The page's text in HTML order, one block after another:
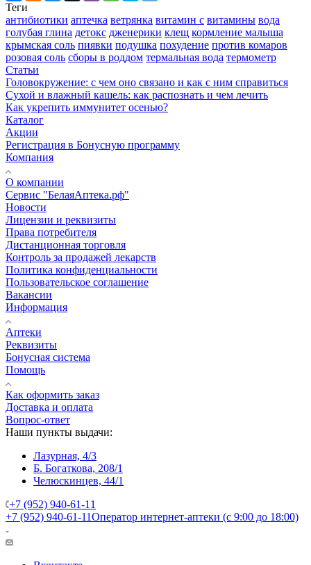
Теги
антибиотики аптечка ветрянка витамин с витамины вода
голубая глина детокс дженерики клещ кормление малыша
крымская соль пиявки подушка похудение против комаров
розовая соль сборы в роддом термальная вода термометр
Статьи
Головокружение: с чем оно связано и как с ним справиться
Сухой и влажный кашель: как распознать и чем лечить
Как укрепить иммунитет осенью?
Каталог
Акции
Регистрация в Бонусную программу
Компания
О компании
Сервис "БелаяАптека.рф"
Новости
Лицензии и реквизиты
Права потребителя
Дистанционная торговля
Контроль за продажей лекарств
Политика конфиденциальности
Пользовательское соглашение
Вакансии
Информация
Аптеки
Реквизиты
Бонусная система
Помощь
Как оформить заказ
Доставка и оплата
Вопрос-ответ
Наши пункты выдачи:
Лазурная, 4/3
Б. Богаткова, 208/1
Челюскинцев, 44/1
+7 (952) 940-61-11
+7 (952) 940-61-11Оператор интернет-аптеки (с 9:00 до 18:00)